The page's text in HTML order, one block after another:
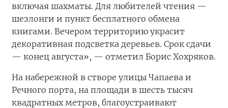
включая шахматы. Для любителей чтения —
шезлонги и пункт бесплатного обмена
книгами. Вечером территорию украсит
декоративная подсветка деревьев. Срок сдачи
— конец августа», — отметил Борис Хохряков.
На набережной в створе улицы Чапаева и
Речного порта, на площади в шесть тысяч
квадратных метров, благоустраивают